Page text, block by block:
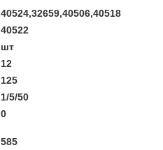
40524,32659,40506,40518
40522
шт
12
125
1/5/50
0
585